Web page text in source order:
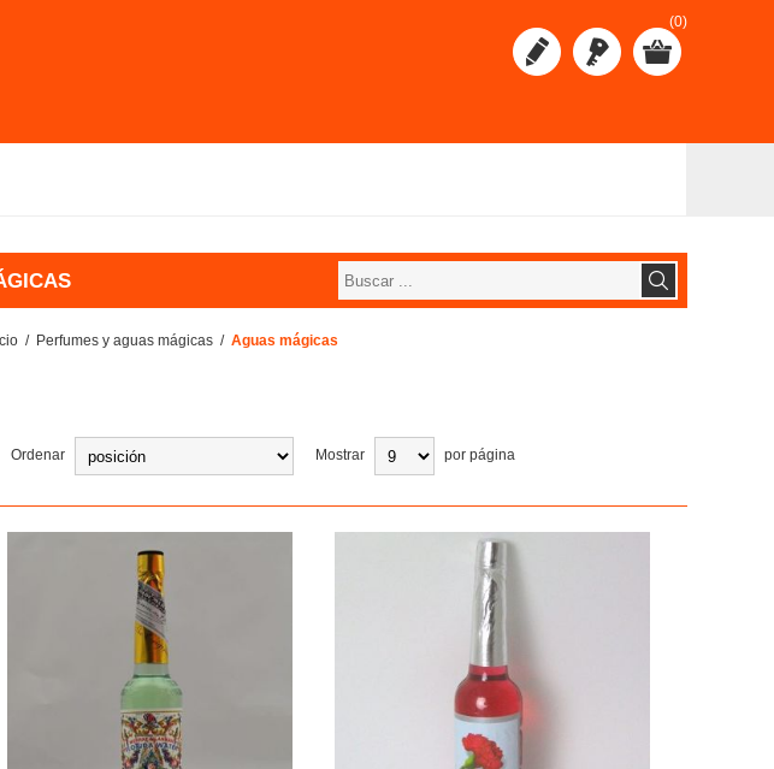
(0)
/ Perfumes y aguas mágicas / Aguas mágicas
Ordenar Mostrar por página